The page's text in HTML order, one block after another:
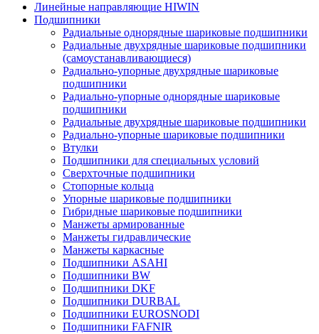
Линейные направляющие HIWIN
Подшипники
Радиальные однорядные шариковые подшипники
Радиальные двухрядные шариковые подшипники
(самоустанавливающиеся)
Радиально-упорные двухрядные шариковые
подшипники
Радиально-упорные однорядные шариковые
подшипники
Радиальные двухрядные шариковые подшипники
Радиально-упорные шариковые подшипники
Втулки
Подшипники для специальных условий
Сверхточные подшипники
Стопорные кольца
Упорные шариковые подшипники
Гибридные шариковые подшипники
Манжеты армированные
Манжеты гидравлические
Манжеты каркасные
Подшипники ASAHI
Подшипники BW
Подшипники DKF
Подшипники DURBAL
Подшипники EUROSNODI
Подшипники FAFNIR